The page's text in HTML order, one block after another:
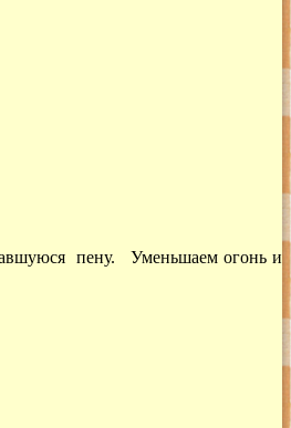
пену. Уменьшаем огонь и